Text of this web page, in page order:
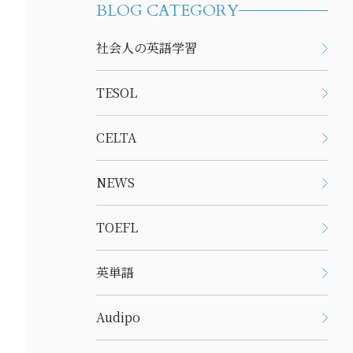
BLOG CATEGORY
社会人の英語学習
TESOL
CELTA
NEWS
TOEFL
英単語
Audipo